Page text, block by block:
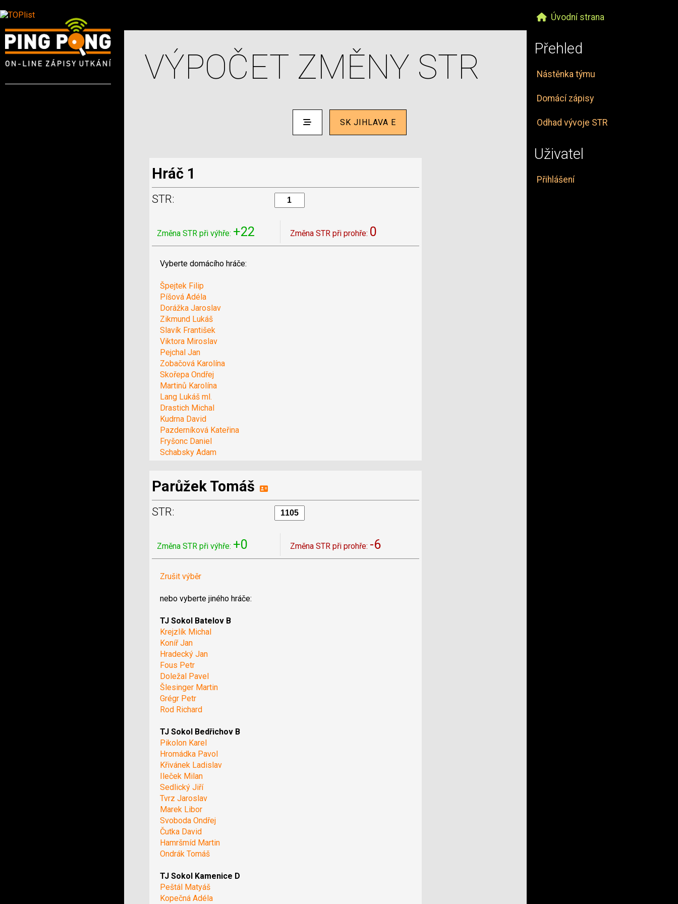
Úvodní strana
Přehled
Nástěnka týmu
Domácí zápisy
Odhad vývoje STR
Uživatel
Přihlášení
VÝPOČET ZMĚNY STR
SK JIHLAVA E
Hráč 1
STR:
Změna STR při výhře: +22 Změna STR při prohře: 0
Vyberte domácího hráče:
Špejtek Filip
Píšová Adéla
Dorážka Jaroslav
Zikmund Lukáš
Slavík František
Viktora Miroslav
Pejchal Jan
Zobačová Karolína
Skořepa Ondřej
Martinů Karolína
Lang Lukáš ml.
Drastich Michal
Kudrna David
Pazderníková Kateřina
Fryšonc Daniel
Schabsky Adam
Parůžek Tomáš
STR:
Změna STR při výhře: +0 Změna STR při prohře: -6
Zrušit výběr
nebo vyberte jiného hráče:
TJ Sokol Batelov B
Krejzlík Michal
Koníř Jan
Hradecký Jan
Fous Petr
Doležal Pavel
Šlesinger Martin
Grégr Petr
Rod Richard
TJ Sokol Bedřichov B
Pikolon Karel
Hromádka Pavol
Křivánek Ladislav
Ileček Milan
Sedlický Jiří
Tvrz Jaroslav
Marek Libor
Svoboda Ondřej
Čutka David
Hamršmíd Martin
Ondrák Tomáš
TJ Sokol Kamenice D
Peštál Matyáš
Kopečná Adéla